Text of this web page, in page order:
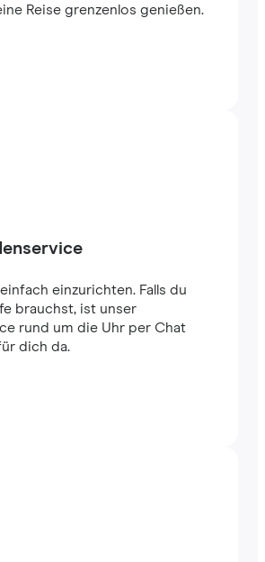
Reise grenzenlos genießen.
einzurichten. Falls du
brauchst, ist unser
rund um die Uhr per Chat
dich da.